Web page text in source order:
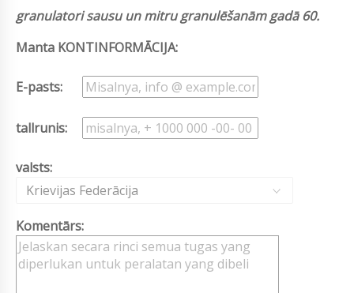
granulatori sausu un mitru granulēšanām gadā 60.
Manta KONTINFORMĀCIJA:
E-pasts:
tallrunis:
valsts:
Krievijas Federācija
Komentārs: